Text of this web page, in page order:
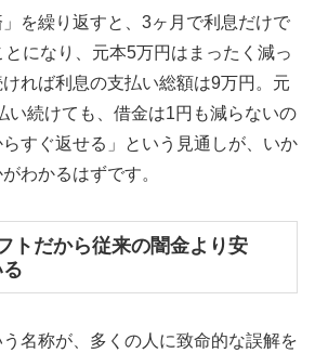
を繰り返すと、3ヶ月で利息だけで
になり、元本5万円はまったく減っ
れば利息の支払い総額は9万円。元
い続けても、借金は1円も減らないの
すぐ返せる」という見通しが、いか
わかるはずです。
トだから従来の闇金より安
う名称が、多くの人に致命的な誤解を